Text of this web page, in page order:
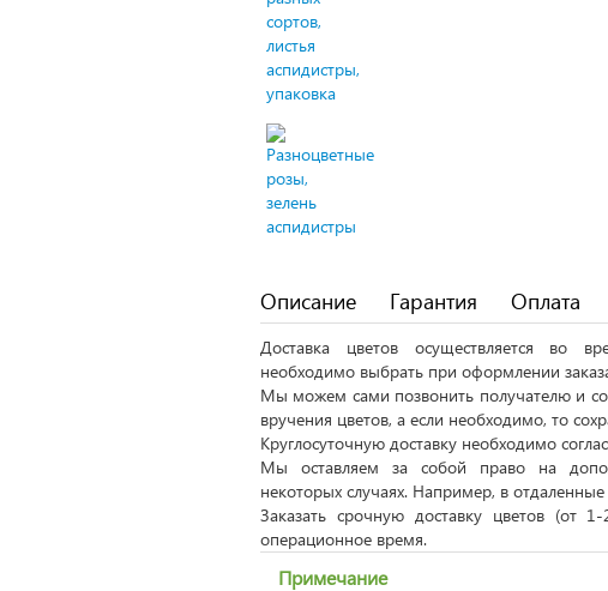
Описание Гарантия Оплата
Доставка цветов осуществляется во
необходимо выбрать при оформлении
Мы можем сами позвонить получателю и
вручения цветов, а если необходимо, то
Круглосуточную доставку необходимо
Мы оставляем за собой право на
некоторых случаях. Например, в
Заказать срочную доставку цветов (от
операционное время.
Примечание